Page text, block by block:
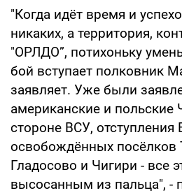
"Когда идёт время и
никаких, а территория,
"ОРЛДО”, потихоньку
бой вступает полковник
заявляет. Уже были
американские и
стороне ВСУ, отступления
освобождённых посёлков
Гладосово и Чигири - все
высосанным из пальца", -